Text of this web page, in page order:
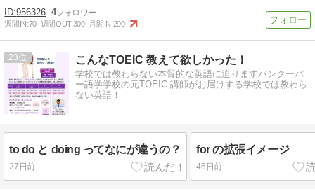
956326 4
週間IN:70 週間OUT:300 月間IN:290
23 こんなTOEIC 教えて欲しかった！
学校では教わらない本質的な英語に迫りますバンクーバ
ー語学学校の元TOEIC 講師がお届けする学校では教わら
ない英語！
to do と doing ってなにが違うの？
27日前
for の拡張イメージ
46日前